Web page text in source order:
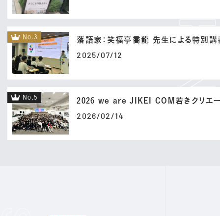
No.3 落語家：笑福亭喬龍 先生による特別講
2025/07/12
No.5 2026 we are JIKEI COM若きクリエ
2026/02/14